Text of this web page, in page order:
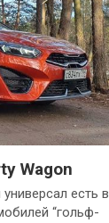
Wagon
есть в
“гольф-